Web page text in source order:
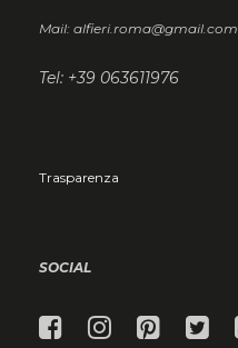
Mail: alfieri.roma@gmail.com
Tel: +39 063611976
Trasparenza
SOCIAL